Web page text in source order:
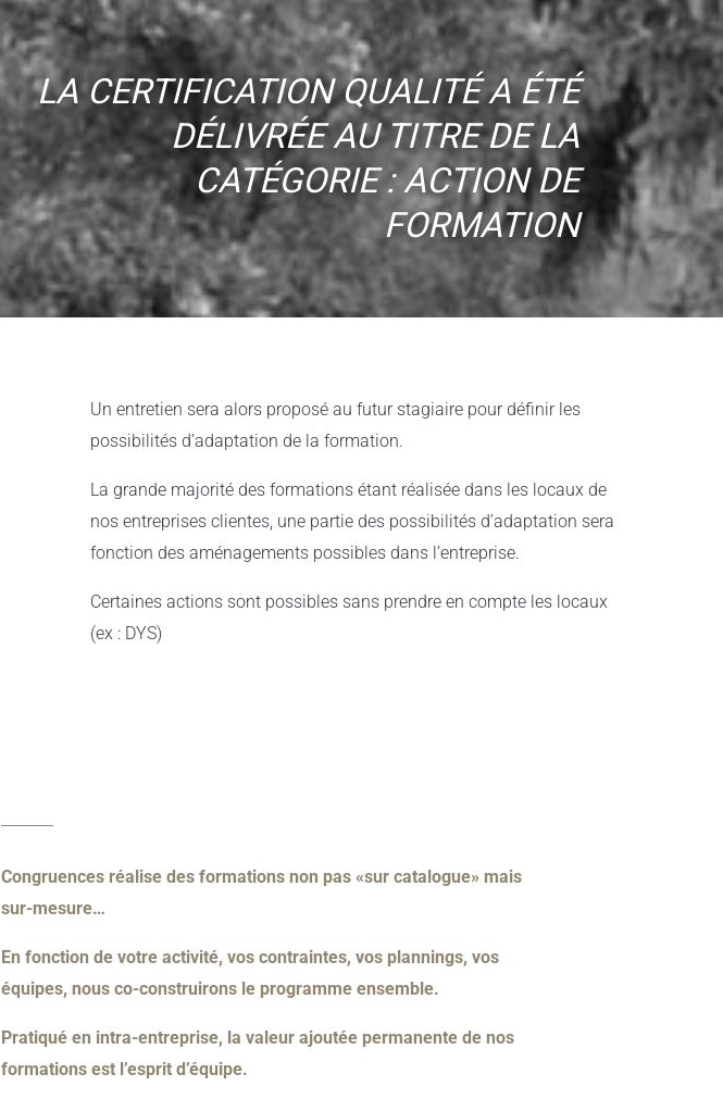
LA CERTIFICATION QUALITÉ A ÉTÉ
DÉLIVRÉE AU TITRE DE LA
CATÉGORIE : ACTION DE
FORMATION​
Un entretien sera alors proposé au futur stagiaire pour définir les
possibilités d’adaptation de la formation.
La grande majorité des formations étant réalisée dans les locaux de
nos entreprises clientes, une partie des possibilités d’adaptation sera
fonction des aménagements possibles dans l’entreprise.
Certaines actions sont possibles sans prendre en compte les locaux
(ex : DYS)
Congruences réalise des formations non pas «sur catalogue» mais
sur-mesure…
En fonction de votre activité, vos contraintes, vos plannings, vos
équipes, nous co-construirons le programme ensemble.
Pratiqué en intra-entreprise, la valeur ajoutée permanente de nos
formations est l’esprit d’équipe.